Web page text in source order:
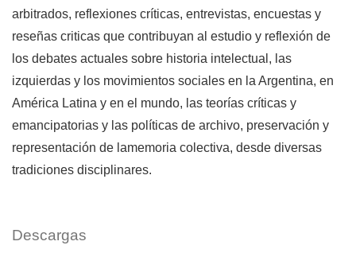
arbitrados, reflexiones críticas, entrevistas, encuestas y
reseñas criticas que contribuyan al estudio y reflexión de
los debates actuales sobre historia intelectual, las
izquierdas y los movimientos sociales en la Argentina, en
América Latina y en el mundo, las teorías críticas y
emancipatorias y las políticas de archivo, preservación y
representación de lamemoria colectiva, desde diversas
tradiciones disciplinares.
Descargas